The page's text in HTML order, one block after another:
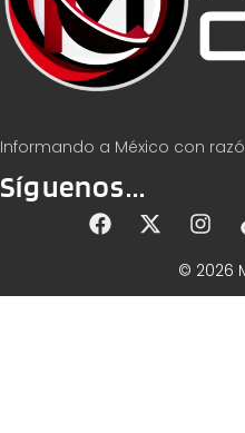
Informando a México con
Síguenos...
© 2026